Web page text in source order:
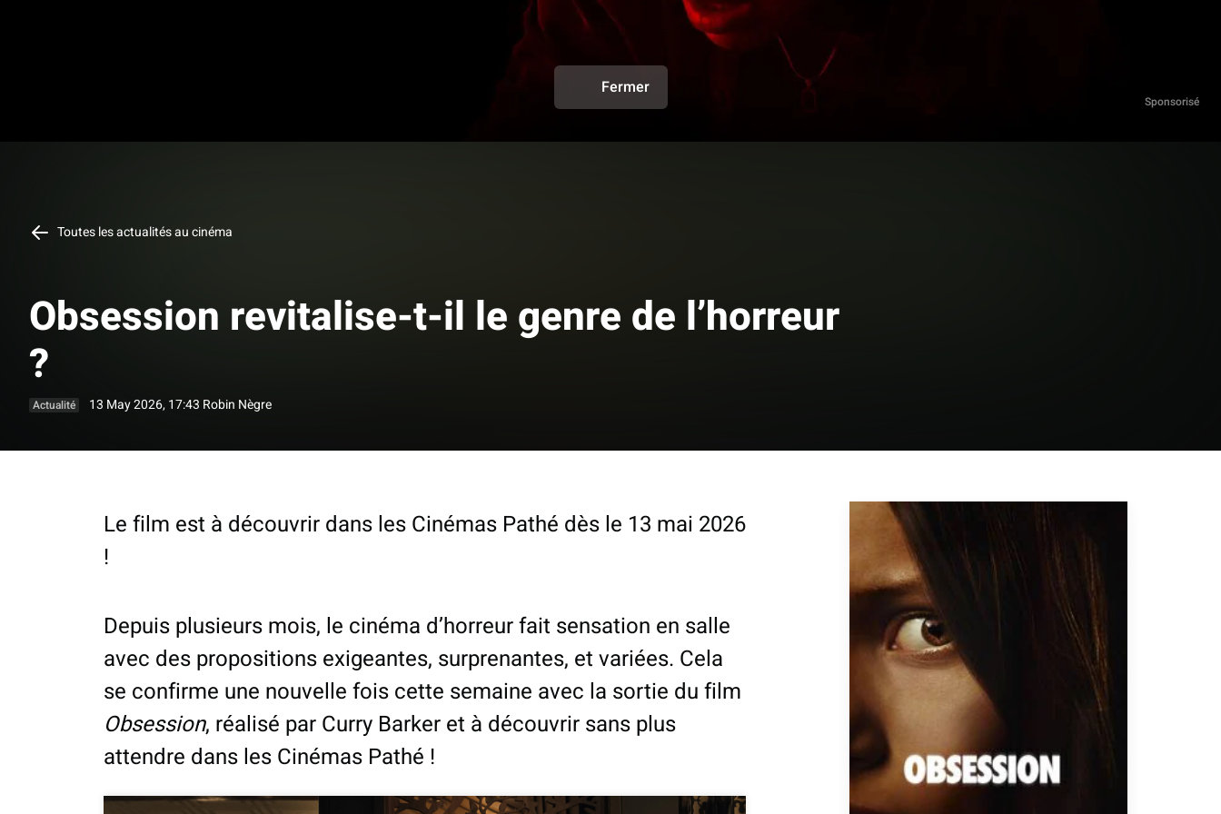
Sponsorisé
Fermer
Toutes les actualités au cinéma
Obsession revitalise-t-il le genre de l’horreur
?
Actualité 13 May 2026, 17:43 Robin Nègre
Le film est à découvrir dans les Cinémas Pathé dès le 13 mai 2026
!
Depuis plusieurs mois, le cinéma d’horreur fait sensation en salle
avec des propositions exigeantes, surprenantes, et variées. Cela
se confirme une nouvelle fois cette semaine avec la sortie du film
Obsession, réalisé par Curry Barker et à découvrir sans plus
attendre dans les Cinémas Pathé !